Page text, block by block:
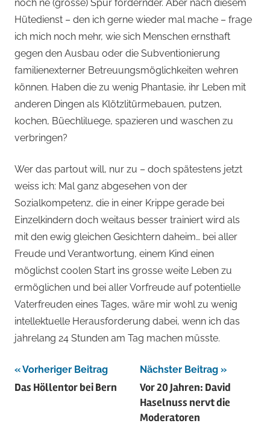
noch ne (grosse) Spur fordernder. Aber nach diesem
Hütedienst – den ich gerne wieder mal mache – frage
ich mich noch mehr, wie sich Menschen ernsthaft
gegen den Ausbau oder die Subventionierung
familienexterner Betreuungsmöglichkeiten wehren
können. Haben die zu wenig Phantasie, ihr Leben mit
anderen Dingen als Klötzlitürmebauen, putzen,
kochen, Büechliluege, spazieren und waschen zu
verbringen?
Wer das partout will, nur zu – doch spätestens jetzt
weiss ich: Mal ganz abgesehen von der
Sozialkompetenz, die in einer Krippe gerade bei
Einzelkindern doch weitaus besser trainiert wird als
mit den ewig gleichen Gesichtern daheim… bei aller
Freude und Verantwortung, einem Kind einen
möglichst coolen Start ins grosse weite Leben zu
ermöglichen und bei aller Vorfreude auf potentielle
Vaterfreuden eines Tages, wäre mir wohl zu wenig
intellektuelle Herausforderung dabei, wenn ich das
jahrelang 24 Stunden am Tag machen müsste.
Beitragsnavigation
Vorheriger Beitrag
Das Höllentor bei Bern
Nächster Beitrag
Vor 20 Jahren: David
Haselnuss nervt die
Moderatoren